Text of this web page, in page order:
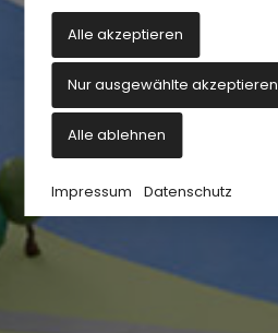
Alle akzeptieren
Nur ausgewählte akzeptieren
Alle ablehnen
Impressum Datenschutz